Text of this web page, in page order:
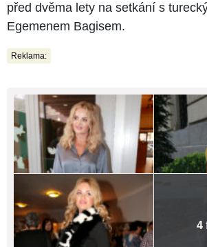
před dvěma lety na setkání s
Egemenem Bagisem.
Reklama:
4